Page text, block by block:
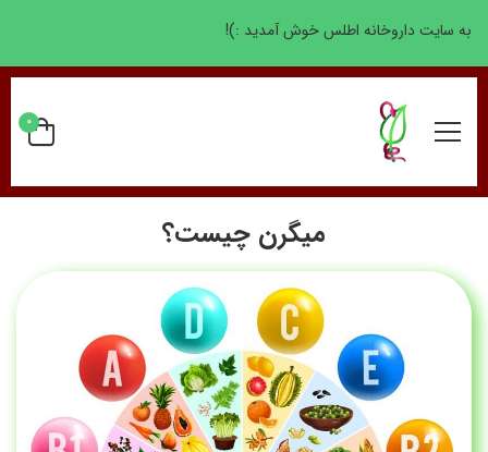
به سایت داروخانه اطلس خوش آمدید :)!
0
میگرن چیست؟